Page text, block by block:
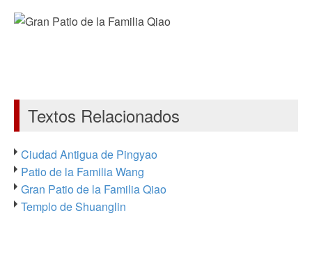
Textos Relacionados
Ciudad Antigua de Pingyao
Patio de la Familia Wang
Gran Patio de la Familia Qiao
Templo de Shuanglin